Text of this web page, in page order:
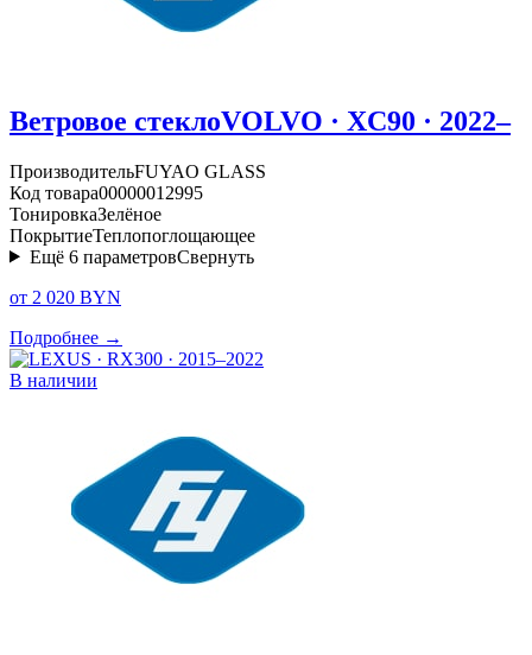
Ветровое стеклоVOLVO · XC90 · 2022–
ПроизводительFUYAO GLASS
Код товара00000012995
ТонировкаЗелёное
ПокрытиеТеплопоглощающее
Ещё 6 параметровСвернуть
от 2 020 BYN
Подробнее →
В наличии